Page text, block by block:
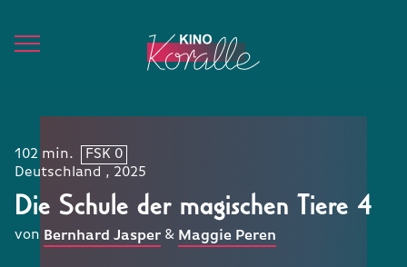
102 min.
FSK 0
Deutschland , 2025
Die Schule der magischen Tiere 4
von Bernhard Jasper & Maggie Peren